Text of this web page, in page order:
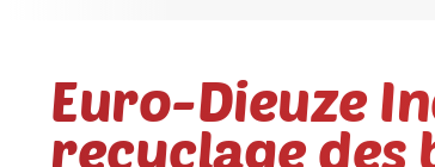
Euro-Dieuze
recyclage des